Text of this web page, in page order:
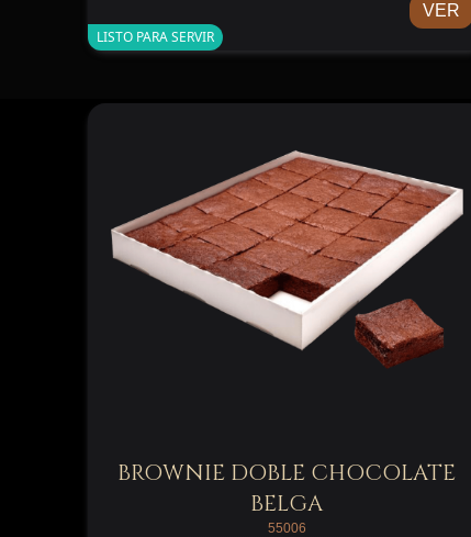
VER
LISTO PARA SERVIR
BROWNIE DOBLE CHOCOLATE
BELGA
55006